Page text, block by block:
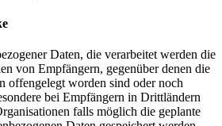
Daten, die verarbeitet werden die
von Empfängern, gegenüber denen die
offengelegt worden sind oder noch
bei Empfängern in Drittländern
falls möglich die geplante